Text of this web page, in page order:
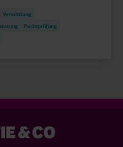
Vermittlung
Pachtprüfung